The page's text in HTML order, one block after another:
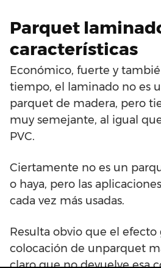
Parquet
características
Económico, fuerte y
tiempo, el laminado no es
parquet de madera, pero
muy semejante, al igual
PVC.
Ciertamente no es un
o haya, pero las
cada vez más usadas.
Resulta obvio que el efecto
colocación de unparquet
claro que no devuelve esa